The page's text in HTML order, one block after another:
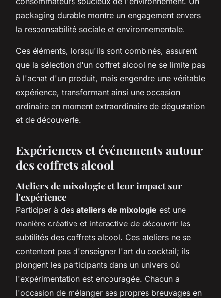
packaging durable montre un engagement envers
la responsabilité sociale et environnementale.
Ces éléments, lorsqu'ils sont combinés, assurent
que la sélection d'un coffret alcool ne se limite pas
à l'achat d'un produit, mais engendre une véritable
expérience, transformant ainsi une occasion
ordinaire en moment extraordinaire de dégustation
et de découverte.
Expériences et événements autour
des coffrets alcool
Ateliers de mixologie et leur impact sur
l'expérience
Participer à des ateliers de mixologie est une
manière créative et interactive de découvrir les
subtilités des coffrets alcool. Ces ateliers ne se
contentent pas d'enseigner l'art du cocktail; ils
plongent les participants dans un univers où
l'expérimentation est encouragée. Chacun a
l'occasion de mélanger ses propres breuvages en